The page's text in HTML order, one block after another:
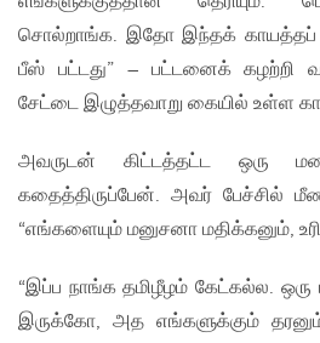
சொல்றாங்க. இதோ இந்தக் காயத்தப்
பீஸ் பட்டது” – பட்டனைக் கழற்றி
சேட்டை இழுத்தவாறு கையில் உள்ள
அவருடன் கிட்டத்தட்ட ஒரு
கதைத்திருப்பேன். அவர் பேச்சில்
“எங்களையும் மனுசனா மதிக்கனும்,
“இப்ப நாங்க தமிழீழம் கேட்கல்ல.
இருக்கோ, அத எங்களுக்கும்